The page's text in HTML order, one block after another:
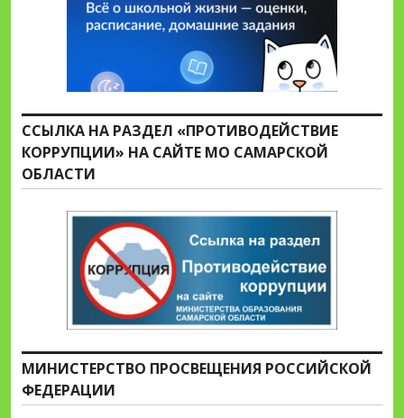
ССЫЛКА НА РАЗДЕЛ «ПРОТИВОДЕЙСТВИЕ
КОРРУПЦИИ» НА САЙТЕ МО САМАРСКОЙ
ОБЛАСТИ
МИНИСТЕРСТВО ПРОСВЕЩЕНИЯ РОССИЙСКОЙ
ФЕДЕРАЦИИ